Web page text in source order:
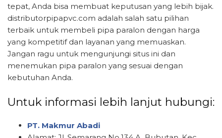
tepat, Anda bisa membuat keputusan yang lebih bijak.
distributorpipapvc.com adalah salah satu pilihan
terbaik untuk membeli pipa paralon dengan harga
yang kompetitif dan layanan yang memuaskan.
Jangan ragu untuk mengunjungi situs ini dan
menemukan pipa paralon yang sesuai dengan
kebutuhan Anda.
Untuk informasi lebih lanjut hubungi:
PT. Makmur Abadi